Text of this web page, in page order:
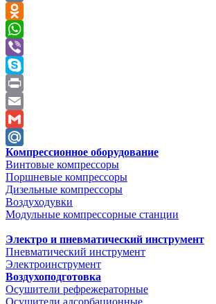
VK
Odnoklassniki
WhatsApp
Viber
Skype
Print
Email
Gmail
Mail.Ru
Компрессионное оборудование
Винтовые компрессоры
Поршневые компрессоры
Дизельные компрессоры
Воздуходувки
Модульные компрессорные станции
Электро и пневматический инструмент
Пневматический инструмент
Электроинструмент
Воздухоподготовка
Осушители рефрежераторные